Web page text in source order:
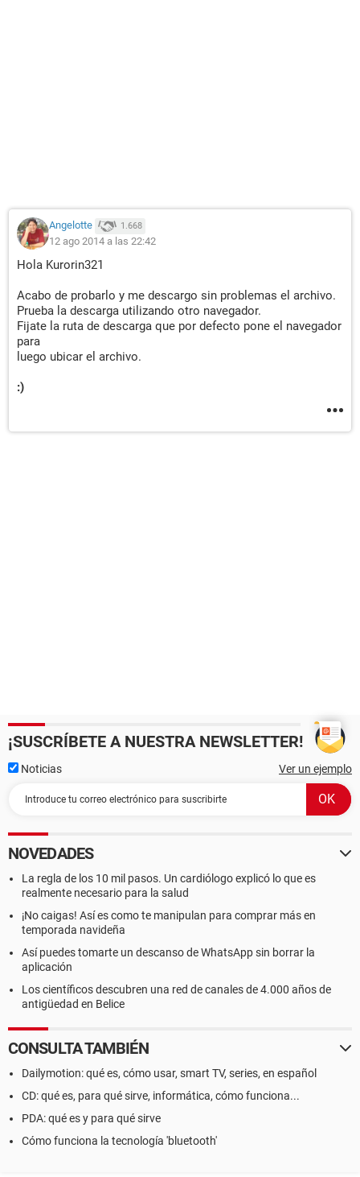
Angelotte 1.668
12 ago 2014 a las 22:42
Hola Kurorin321
Acabo de probarlo y me descargo sin problemas el archivo.
Prueba la descarga utilizando otro navegador.
Fijate la ruta de descarga que por defecto pone el navegador
para
luego ubicar el archivo.
:)
¡SUSCRÍBETE A NUESTRA NEWSLETTER!
Noticias Ver un ejemplo
NOVEDADES
La regla de los 10 mil pasos. Un cardiólogo explicó lo que es
realmente necesario para la salud
¡No caigas! Así es como te manipulan para comprar más en
temporada navideña
Así puedes tomarte un descanso de WhatsApp sin borrar la
aplicación
Los científicos descubren una red de canales de 4.000 años de
antigüedad en Belice
CONSULTA TAMBIÉN
Dailymotion: qué es, cómo usar, smart TV, series, en español
CD: qué es, para qué sirve, informática, cómo funciona...
PDA: qué es y para qué sirve
Cómo funciona la tecnología 'bluetooth'